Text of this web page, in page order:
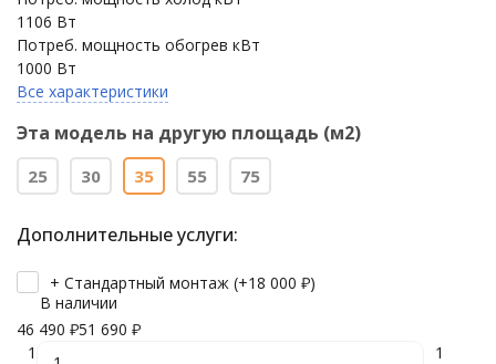
1106 Вт
Потреб. мощность обогрев кВт
1000 Вт
Все характеристики
Эта модель на другую площадь (м2)
25 30 35 55 75
Дополнительные услуги:
+ Стандартный монтаж (+18 000 ₽)
В наличии
46 490 ₽51 690 ₽
1
1